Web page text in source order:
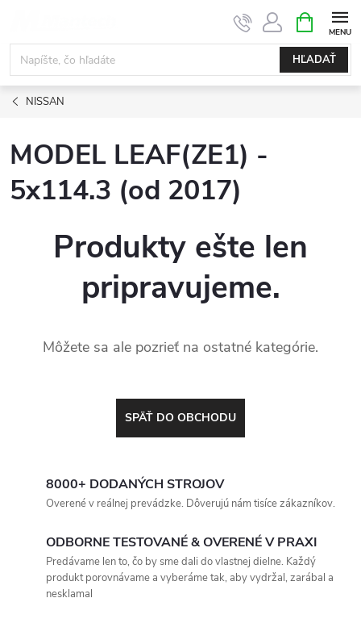
obsah
HĽADAŤ
KOŠÍK
NISSAN
MODEL LEAF(ZE1) -
5x114.3 (od 2017)
Produkty ešte len
pripravujeme.
Môžete sa ale pozrieť na ostatné kategórie.
SPÄŤ DO OBCHODU
8000+ DODANÝCH STROJOV
Overené v reálnej prevádzke. Dôverujú nám tisíce zákazníkov.
ODBORNE TESTOVANÉ & OVERENÉ V PRAXI
Predávame len to, čo by sme dali do vlastnej dielne. Každý
produkt porovnávame a vyberáme tak, aby vydržal, zarábal a
nesklamal